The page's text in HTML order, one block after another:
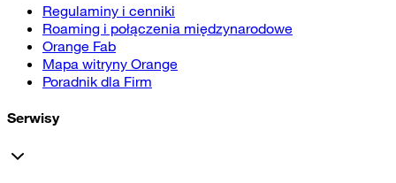
Regulaminy i cenniki
Roaming i połączenia międzynarodowe
Orange Fab
Mapa witryny Orange
Poradnik dla Firm
Serwisy